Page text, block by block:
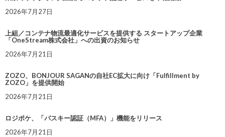
2026年7月27日
上組／コンテナ物流最適化サービスを提供する スタートアップ企業
「OneStream株式会社」への出資のお知らせ
2026年7月21日
ZOZO、BONJOUR SAGANの自社EC拡大に向け「Fulfillment by
ZOZO」を提供開始
2026年7月21日
ロジポケ、「パスキー認証（MFA）」機能をリリース
2026年7月21日